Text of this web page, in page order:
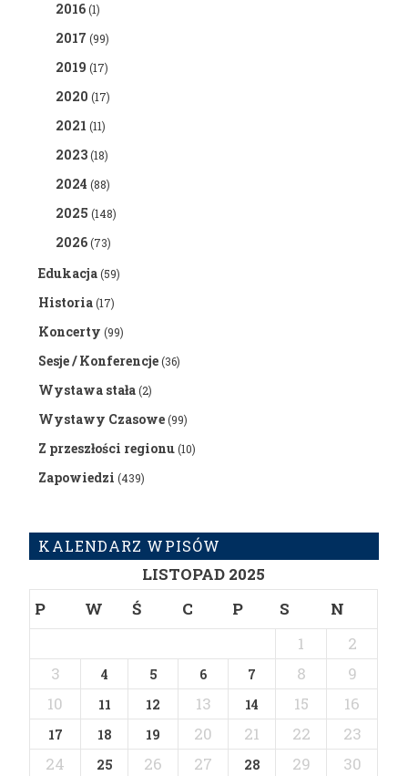
2016(1)
2017 (99)
2019 (17)
2020 (17)
2021 (11)
2023(18)
2024 (88)
2025 (148)
2026(73)
Edukacja(59)
Historia(17)
Koncerty (99)
Sesje / Konferencje(36)
Wystawa stała(2)
Wystawy Czasowe(99)
Z przeszłości regionu(10)
Zapowiedzi (439)
KALENDARZ WPISÓW
LISTOPAD 2025
P
W Ś C P S
N
1
2
3
4 5 6 7 8
9
10
11 12 13 14 15 16
17 18 19 20 21 22
23
24
25 26 27 28 29 30